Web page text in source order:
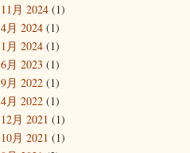
11月 2024 (1)
4月 2024 (1)
1月 2024 (1)
6月 2023 (1)
9月 2022 (1)
4月 2022 (1)
12月 2021 (1)
10月 2021 (1)